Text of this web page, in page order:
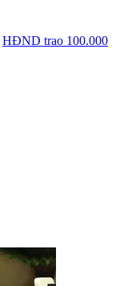
HĐND trao 100.000